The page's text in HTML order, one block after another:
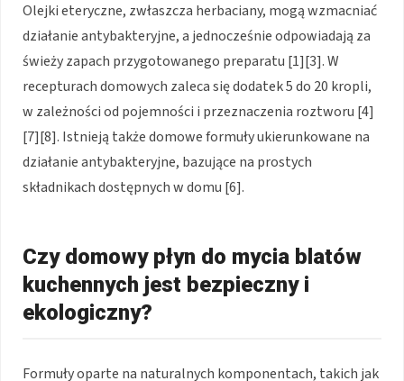
Olejki eteryczne, zwłaszcza herbaciany, mogą wzmacniać
działanie antybakteryjne, a jednocześnie odpowiadają za
świeży zapach przygotowanego preparatu [1][3]. W
recepturach domowych zaleca się dodatek 5 do 20 kropli,
w zależności od pojemności i przeznaczenia roztworu [4]
[7][8]. Istnieją także domowe formuły ukierunkowane na
działanie antybakteryjne, bazujące na prostych
składnikach dostępnych w domu [6].
Czy domowy płyn do mycia blatów
kuchennych jest bezpieczny i
ekologiczny?
Formuły oparte na naturalnych komponentach, takich jak